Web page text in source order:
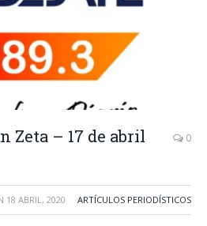
Zeta – 17 de abril
0
18 ABRIL, 2020 ARTÍCULOS PERIODÍSTICOS